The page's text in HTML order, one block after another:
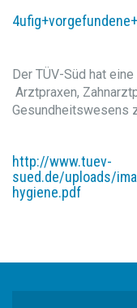
Der TÜV-Süd hat
Arztpraxen,
Gesundheitswesens
http://www.tuev-
sued.de/uploads/
hygiene.pdf